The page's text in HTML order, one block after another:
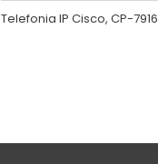
Telefonia IP Cisco, CP-7916